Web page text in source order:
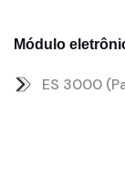
Módulo
ES 3000